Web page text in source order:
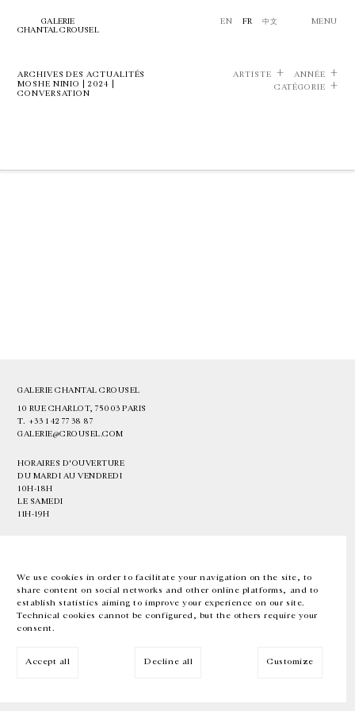
We use cookies in order to facilitate your navigation on the site, to
share content on social networks and other online platforms, and to
establish statistics aiming to improve your experience on our site.
Technical cookies cannot be configured, but the others require your
consent.
Accept all Decline all Customize
GALERIE
CHANTAL CROUSEL
EN FR 中文 MENU
ARCHIVES DES ACTUALITÉS
MOSHE NINIO | 2024 |
CONVERSATION
ARTISTE
ANNÉE
CATÉGORIE
GALERIE CHANTAL CROUSEL
10 RUE CHARLOT, 75003 PARIS
T. +33 1 42 77 38 87
GALERIE@CROUSEL.COM
HORAIRES D'OUVERTURE
DU MARDI AU VENDREDI
10H-18H
LE SAMEDI
11H-19H
EN FR 中文 Facebook Instagram
Inscrivez-vous à notre newsletter